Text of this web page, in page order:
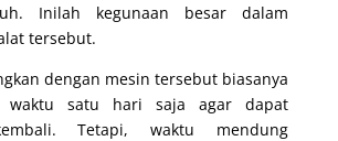
Inilah kegunaan besar dalam
tersebut.
dengan mesin tersebut biasanya
waktu satu hari saja agar dapat
Tetapi, waktu mendung